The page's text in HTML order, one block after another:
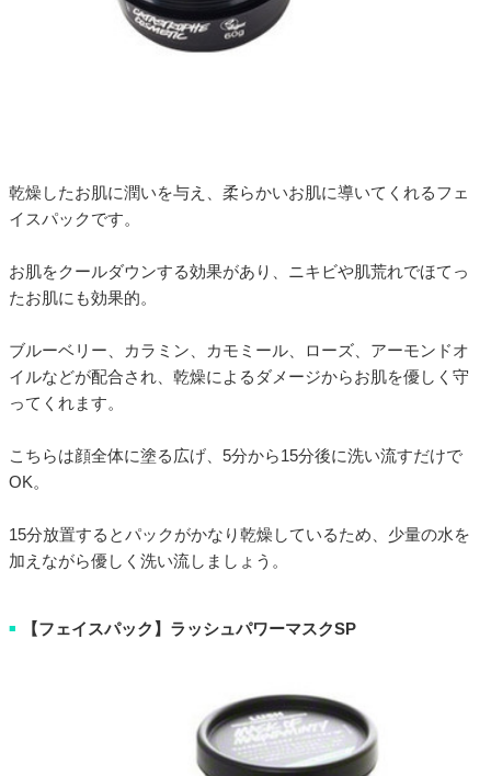
乾燥したお肌に潤いを与え、柔らかいお肌に導いてくれるフェ
イスパックです。
お肌をクールダウンする効果があり、ニキビや肌荒れでほてっ
たお肌にも効果的。
ブルーベリー、カラミン、カモミール、ローズ、アーモンドオ
イルなどが配合され、乾燥によるダメージからお肌を優しく守
ってくれます。
こちらは顔全体に塗る広げ、5分から15分後に洗い流すだけで
OK。
15分放置するとパックがかなり乾燥しているため、少量の水を
加えながら優しく洗い流しましょう。
■ 【フェイスパック】ラッシュパワーマスクSP